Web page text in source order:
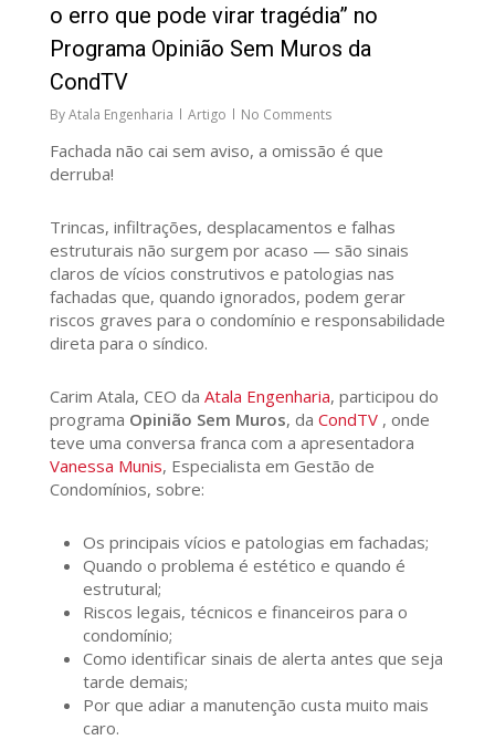
o erro que pode virar tragédia” no
Programa Opinião Sem Muros da
CondTV
ByAtala Engenharia Artigo No Comments
Fachada não cai sem aviso, a omissão é que
derruba!
Trincas, infiltrações, desplacamentos e falhas
estruturais não surgem por acaso — são sinais
claros de vícios construtivos e patologias nas
fachadas que, quando ignorados, podem gerar
riscos graves para o condomínio e responsabilidade
direta para o síndico.
Carim Atala, CEO da Atala Engenharia, participou do
programa Opinião Sem Muros, da CondTV, onde
teve uma conversa franca com a apresentadora
Vanessa Munis, Especialista em Gestão de
Condomínios, sobre:
Os principais vícios e patologias em fachadas;
Quando o problema é estético e quando é
estrutural;
Riscos legais, técnicos e financeiros para o
condomínio;
Como identificar sinais de alerta antes que seja
tarde demais;
Por que adiar a manutenção custa muito mais
caro.